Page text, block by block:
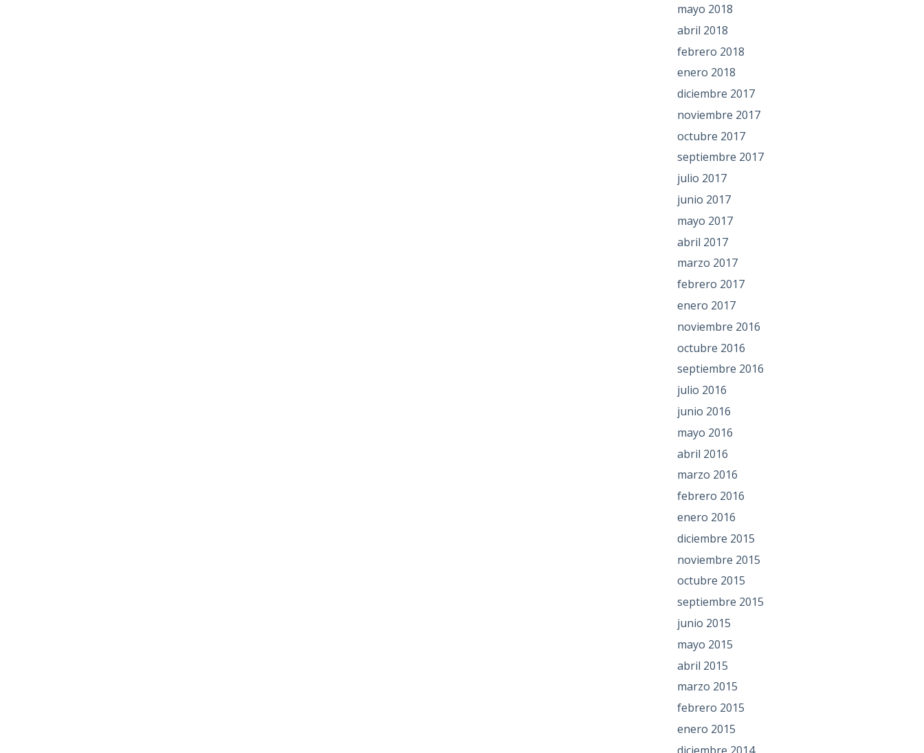
mayo 2018
abril 2018
febrero 2018
enero 2018
diciembre 2017
noviembre 2017
octubre 2017
septiembre 2017
julio 2017
junio 2017
mayo 2017
abril 2017
marzo 2017
febrero 2017
enero 2017
noviembre 2016
octubre 2016
septiembre 2016
julio 2016
junio 2016
mayo 2016
abril 2016
marzo 2016
febrero 2016
enero 2016
diciembre 2015
noviembre 2015
octubre 2015
septiembre 2015
junio 2015
mayo 2015
abril 2015
marzo 2015
febrero 2015
enero 2015